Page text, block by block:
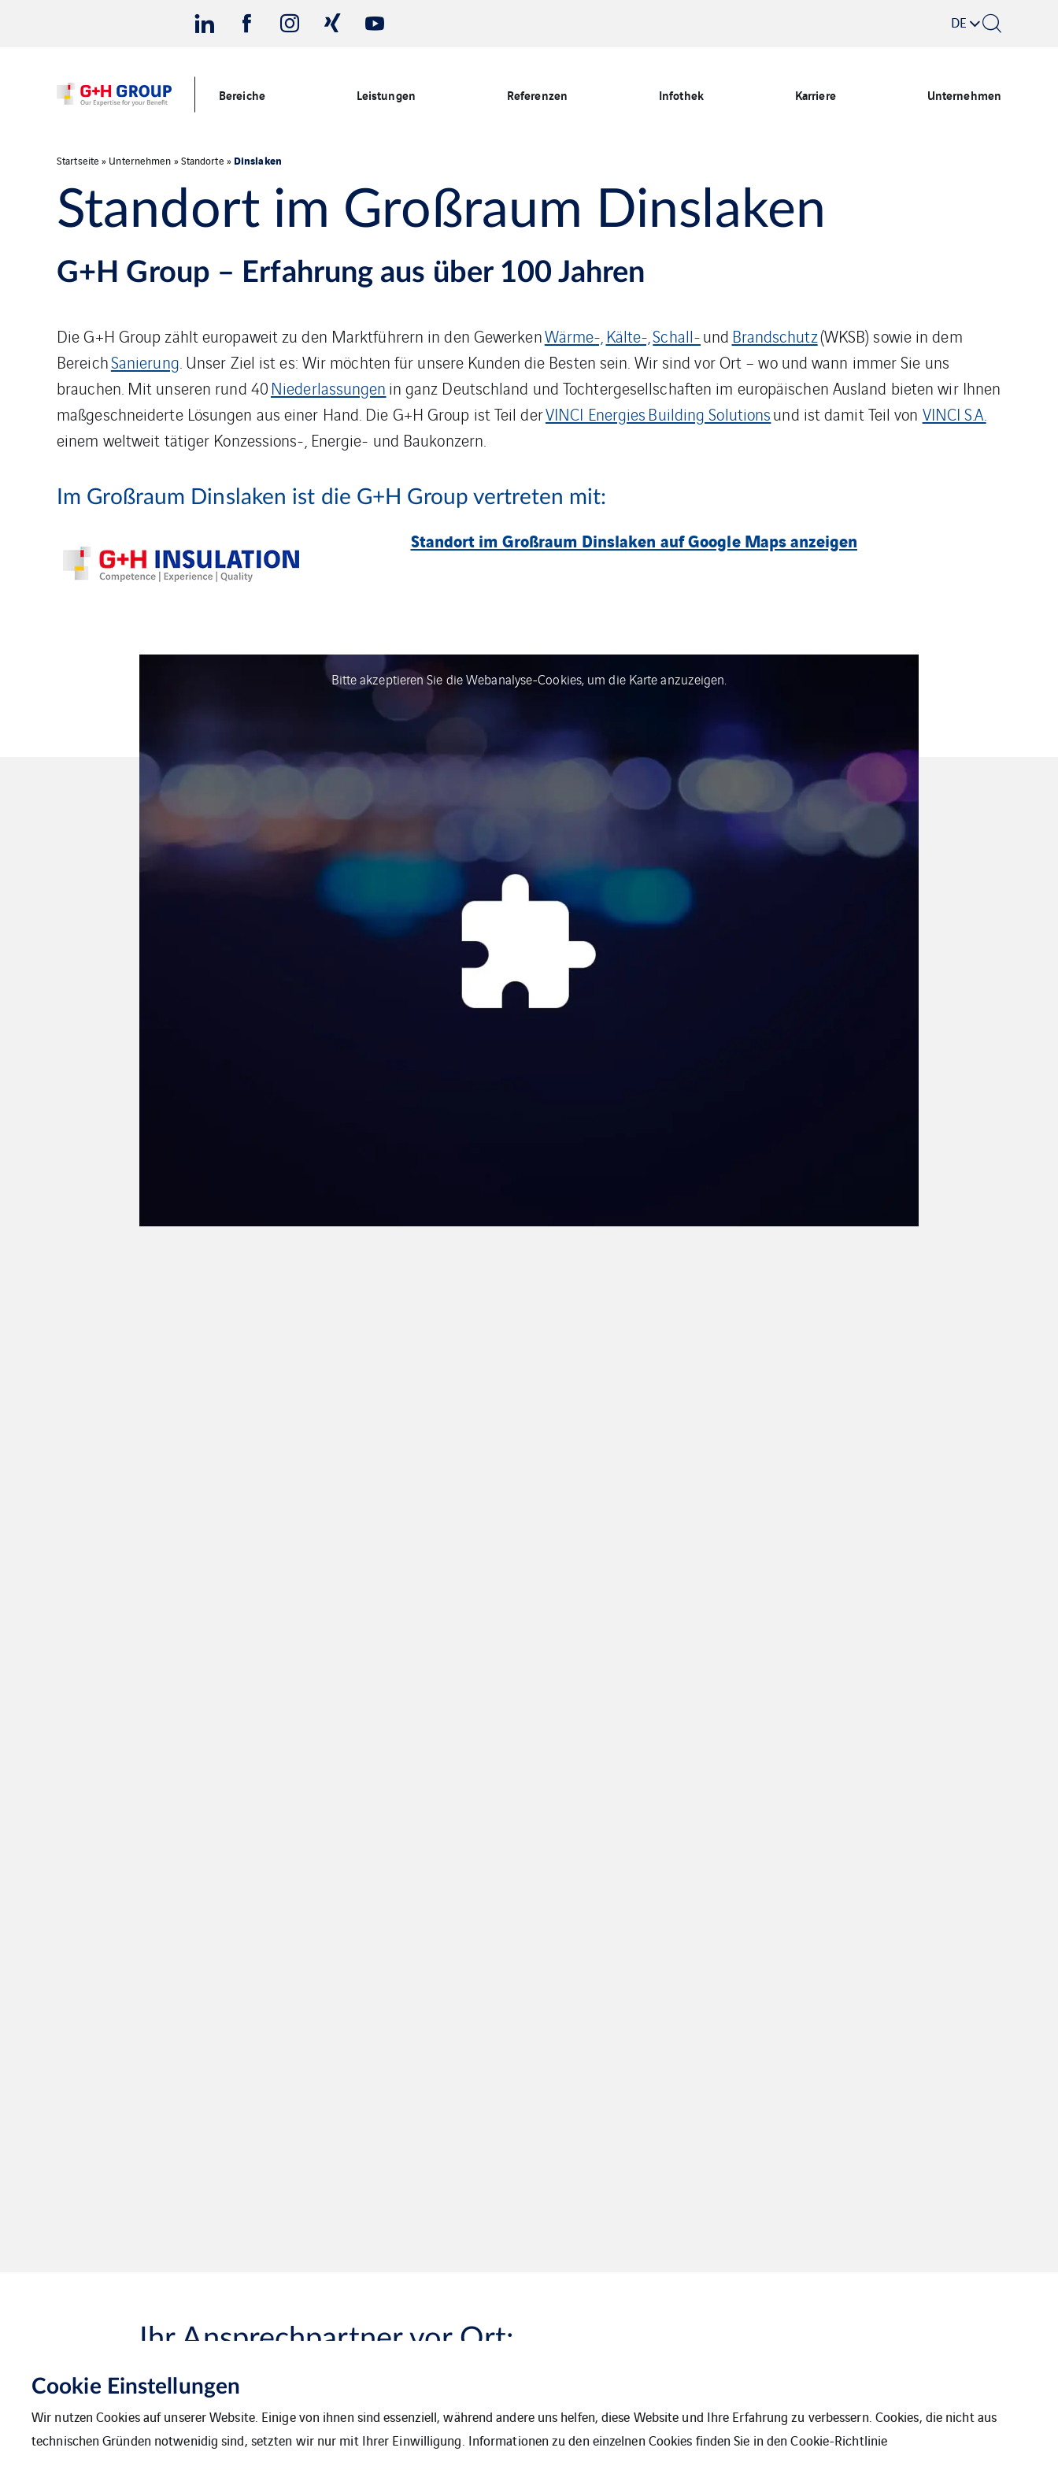
DE
Bereiche Leistungen Referenzen Infothek Karriere Unternehmen
Startseite » Unternehmen »Standorte » Dinslaken
Standort im Großraum Dinslaken
G+H Group – Erfahrung aus über 100 Jahren
Die G+H Group zählt europaweit zu den Marktführern in den GewerkenWärme-, Kälte-,Schall-und Brandschutz(WKSB) sowie in dem
BereichSanierung. Unser Ziel ist es: Wir möchten für unsere Kunden die Besten sein. Wir sind vor Ort – wo und wann immer Sie uns
brauchen. Mit unseren rund 40 Niederlassungen in ganz Deutschland und Tochtergesellschaften im europäischen Ausland bieten wir Ihnen
maßgeschneiderte Lösungen aus einer Hand. Die G+H Group ist Teil derVINCI Energies Building Solutionsund ist damit Teil von VINCI S.A.
einem weltweit tätiger Konzessions-, Energie- und Baukonzern.
Im Großraum Dinslaken ist die G+H Group vertreten mit:
Standort im Großraum Dinslaken auf Google Maps anzeigen
Bitte akzeptieren Sie die Webanalyse-Cookies, um die Karte anzuzeigen.
Ihr Ansprechpartner vor Ort:
Cookie Einstellungen
Wir nutzen Cookies auf unserer Website. Einige von ihnen sind essenziell, während andere uns helfen, diese Website und Ihre Erfahrung zu verbessern. Cookies, die nicht aus
technischen Gründen notwenidig sind, setzten wir nur mit Ihrer Einwilligung. Informationen zu den einzelnen Cookies finden Sie in denCookie-Richtlinie